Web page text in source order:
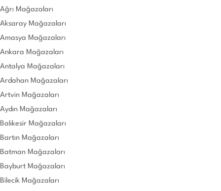
Ağrı Mağazaları
Aksaray Mağazaları
Amasya Mağazaları
Ankara Mağazaları
Antalya Mağazaları
Ardahan Mağazaları
Artvin Mağazaları
Aydın Mağazaları
Balıkesir Mağazaları
Bartın Mağazaları
Batman Mağazaları
Bayburt Mağazaları
Bilecik Mağazaları